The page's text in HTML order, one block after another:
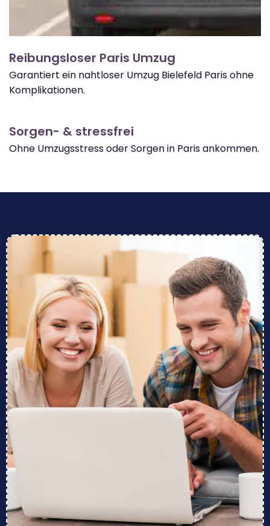
Reibungsloser Paris Umzug
Garantiert ein nahtloser Umzug Bielefeld Paris ohne
Komplikationen.
Sorgen- & stressfrei
Ohne Umzugsstress oder Sorgen in Paris ankommen.